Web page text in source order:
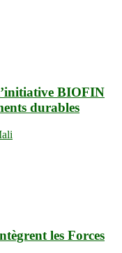
BIOFIN
durables
les Forces